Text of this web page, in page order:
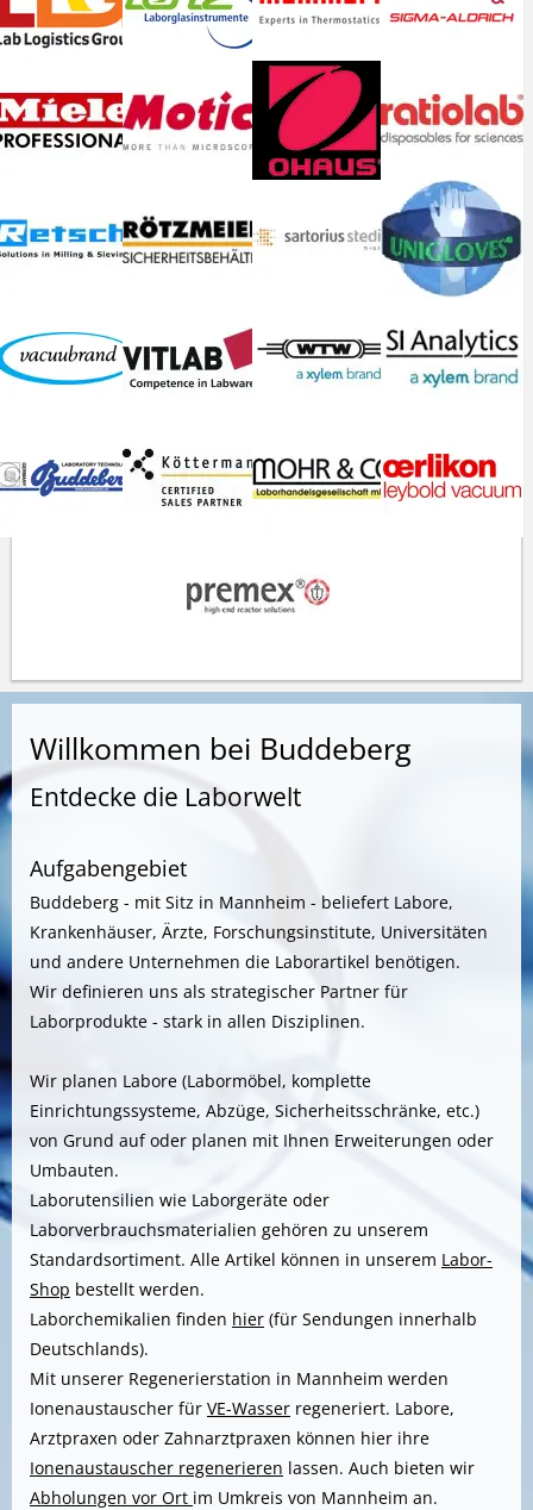
Willkommen bei Buddeberg
Entdecke die Laborwelt
Aufgabengebiet
Buddeberg - mit Sitz in Mannheim - beliefert Labore,
Krankenhäuser, Ärzte, Forschungsinstitute, Universitäten
und andere Unternehmen die Laborartikel benötigen.
Wir definieren uns als strategischer Partner für
Laborprodukte - stark in allen Disziplinen.
Wir planen Labore (Labormöbel, komplette
Einrichtungssysteme, Abzüge, Sicherheitsschränke, etc.)
von Grund auf oder planen mit Ihnen Erweiterungen oder
Umbauten.
Laborutensilien wie Laborgeräte oder
Laborverbrauchsmaterialien gehören zu unserem
Standardsortiment. Alle Artikel können in unserem Labor-
Shop bestellt werden.
Laborchemikalien finden hier (für Sendungen innerhalb
Deutschlands).
Mit unserer Regenerierstation in Mannheim werden
Ionenaustauscher für VE-Wasser regeneriert. Labore,
Arztpraxen oder Zahnarztpraxen können hier ihre
Ionenaustauscher regenerieren lassen. Auch bieten wir
Abholungen vor Ort im Umkreis von Mannheim an.